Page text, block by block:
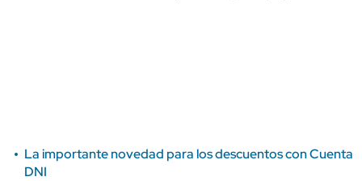
La importante novedad para los descuentos con Cuenta
DNI